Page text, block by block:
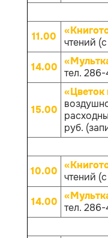
11.00
чтений
14.00 тел.
15.00
руб.
10.00 чтений
14.00 тел.